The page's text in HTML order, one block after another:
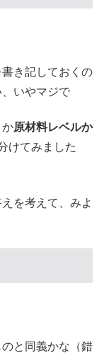
書き記しておくの
いやマジで
か原材料レベルか
けてみました
を考えて、みよ
と同義かな（錯